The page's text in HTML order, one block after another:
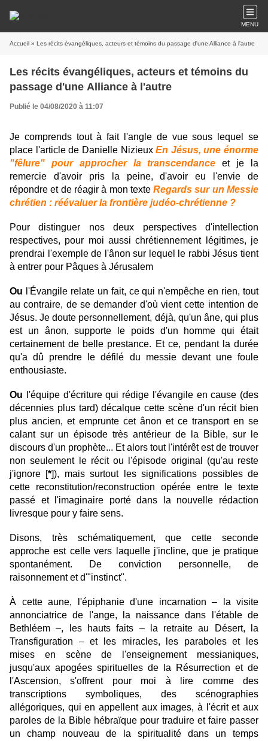
MENU
Accueil » Les récits évangéliques, acteurs et témoins du passage d'une Alliance à l'autre
Les récits évangéliques, acteurs et témoins du
passage d'une Alliance à l'autre
Publié le 04/08/2020 à 11:07
Je comprends tout à fait l'angle de vue sous lequel se
place l'article de Danielle NizieuxEn Jésus, une énorme
"fêlure" pour approcher la transcendance et je la
remercie d'avoir pris la peine, d'avoir eu l'envie de
répondre et de réagir à mon texteRegards sur un Messie
chrétien : réévaluer la frontière judéo-chrétienne ?
Pour distinguer nos deux perspectives d'intellection
respectives, pour moi aussi chrétiennement légitimes, je
prendrai l'exemple de l'ânon sur lequel le rabbi Jésus tient
à entrer pour Pâques à Jérusalem
Ou l'Évangile relate un fait, ce qui n'empêche en rien, tout
au contraire, de se demander d'où vient cette intention de
Jésus.Je doute personnellement, déjà, qu'un âne, qui plus
est un ânon, supporte le poids d'un homme qui était
certainement de belle prestance. Et ce, pendant la durée
qu'a dû prendre le défilé du messie devant une foule
enthousiaste.
Ou
l'équipe d'écriture qui rédige l'évangile en cause (des
décennies plus tard) décalque cette scène d'un récit bien
plus ancien, et emprunte cet ânon et ce transport en se
calant sur un épisode très antérieur de la Bible, sur le
discours d'un prophète... Et alors tout l'intérêt est de trouver
non seulement le récit ou l'épisode original (qu'au reste
j'ignore [*]), mais surtout les significations possibles de
cette reconstitution/reconstruction opérée entre le texte
passé et l'imaginaire porté dans la nouvelle rédaction
livresque pour y faire sens.
Disons, très schématiquement, que cette seconde
approche est celle vers laquelle j'incline, que je pratique
spontanément. De conviction personnelle, de
raisonnement et d'"instinct".
À cette aune, l'épiphanie d'une incarnation – la visite
annonciatrice de l'ange, la naissance dans l'étable de
Bethléem –, les hauts faits – la retraite au Désert, la
Transfiguration – et les miracles, les paraboles et les
mises en scène de l'enseignement messianiques,
jusqu'aux apogées spirituelles de la Résurrection et de
l'Ascension, s'offrent pour moi à lire comme des
transcriptions symboliques, des scénographies
allégoriques, qui en appellent aux images, à l'écrit et aux
paroles de la Bible hébraïque pour traduire et faire passer
un champ nouveau de la spiritualité dans un temps